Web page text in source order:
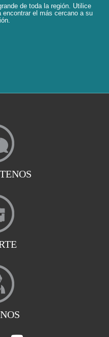
de toda la región. Utilice
el más cercano a su